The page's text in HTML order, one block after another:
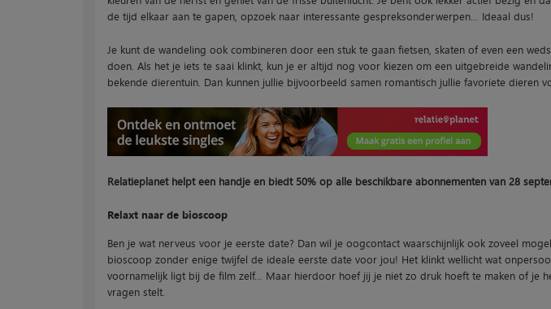
de tijd elkaar aan te gapen, opzoek naar interessante gespreksonderwerpen… Ideaal dus!
Je kunt de wandeling ook combineren door een stuk te gaan fietsen, skaten of even een
doen. Als het je iets te saai klinkt, kun je er altijd nog voor kiezen om een uitgebreide
bekende dierentuin. Dan kunnen jullie bijvoorbeeld samen romantisch jullie favoriete dieren
Relatieplanet helpt een handje en biedt 50% op alle beschikbare abonnementen van 28
Relaxt naar de bioscoop
Ben je wat nerveus voor je eerste date? Dan wil je oogcontact waarschijnlijk ook zoveel
bioscoop zonder enige twijfel de ideale eerste date voor jou! Het klinkt wellicht wat
voornamelijk ligt bij de film zelf… Maar hierdoor hoef jij je niet zo druk hoeft te maken of je
vragen stelt.